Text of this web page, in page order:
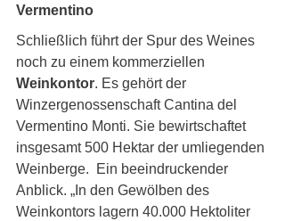
Vermentino
Schließlich führt der Spur des Weines
noch zu einem kommerziellen
Weinkontor. Es gehört der
Winzergenossenschaft Cantina del
Vermentino Monti. Sie bewirtschaftet
insgesamt 500 Hektar der umliegenden
Weinberge.  Ein beeindruckender
Anblick. „In den Gewölben des
Weinkontors lagern 40.000 Hektoliter